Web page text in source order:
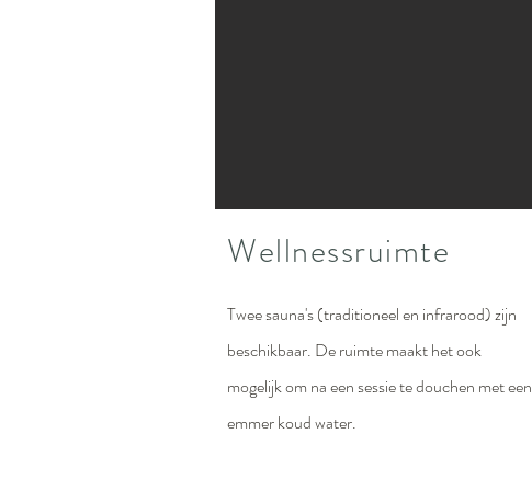
Wellnessruimte
Twee sauna's (traditioneel en infrarood) zijn
beschikbaar. De ruimte maakt het ook
mogelijk om na een sessie te douchen met een
emmer koud water.